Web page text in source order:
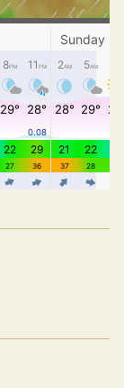
完整即時空